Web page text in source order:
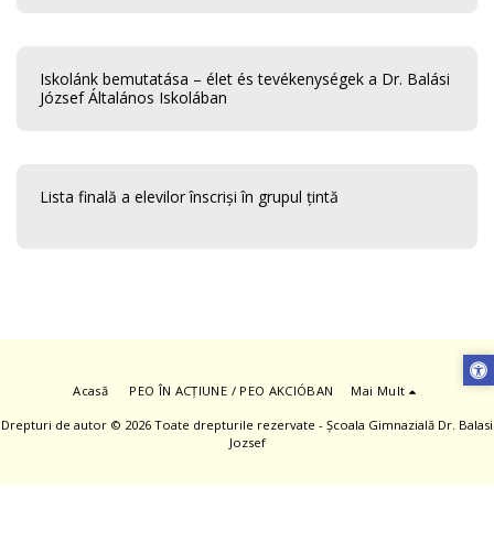
Iskolánk bemutatása – élet és tevékenységek a Dr. Balási
József Általános Iskolában
Lista finală a elevilor înscriși în grupul țintă
Acasă PEO ÎN ACȚIUNE / PEO AKCIÓBAN Mai Mult
Drepturi de autor © 2026 Toate drepturile rezervate - Școala Gimnazială Dr. Balasi
Jozsef